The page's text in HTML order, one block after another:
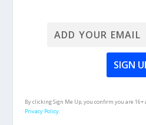
By clicking Sign Me Up, you confirm you are
Privacy Policy.